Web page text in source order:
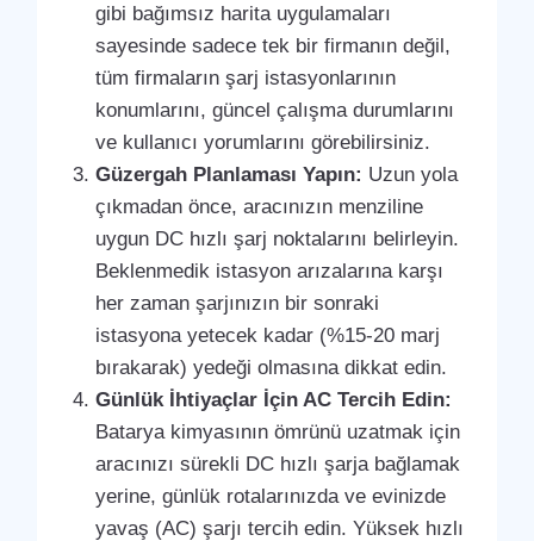
gibi bağımsız harita uygulamaları
sayesinde sadece tek bir firmanın değil,
tüm firmaların şarj istasyonlarının
konumlarını, güncel çalışma durumlarını
ve kullanıcı yorumlarını görebilirsiniz.
Güzergah Planlaması Yapın: Uzun yola
çıkmadan önce, aracınızın menziline
uygun DC hızlı şarj noktalarını belirleyin.
Beklenmedik istasyon arızalarına karşı
her zaman şarjınızın bir sonraki
istasyona yetecek kadar (%15-20 marj
bırakarak) yedeği olmasına dikkat edin.
Günlük İhtiyaçlar İçin AC Tercih Edin:
Batarya kimyasının ömrünü uzatmak için
aracınızı sürekli DC hızlı şarja bağlamak
yerine, günlük rotalarınızda ve evinizde
yavaş (AC) şarjı tercih edin. Yüksek hızlı